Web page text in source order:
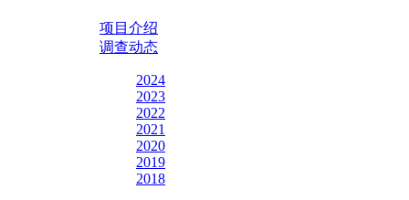
项目介绍
调查动态
2024
2023
2022
2021
2020
2019
2018